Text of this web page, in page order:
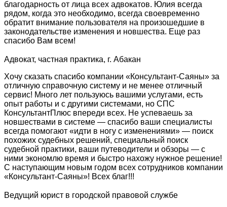
благодарность от лица всех адвокатов. Юлия всегда
рядом, когда это необходимо, всегда своевременно
обратит внимание пользователя на произошедшие в
законодательстве изменения и новшества. Еще раз
спасибо Вам всем!
Адвокат, частная практика, г. Абакан
Хочу сказать спасибо компании «Консультант-Саяны» за
отличную справочную систему и не менее отличный
сервис! Много лет пользуюсь вашими услугами, есть
опыт работы и с другими системами, но СПС
КонсультантПлюс впереди всех. Не успеваешь за
новшествами в системе — спасибо ваши специалисты
всегда помогают «идти в ногу с изменениями» — поиск
похожих судебных решений, специальный поиск
судебной практики, ваши путеводители и обзоры — с
ними экономлю время и быстро нахожу нужное решение!
С наступающим новым годом всех сотрудников компании
«Консультант-Саяны»! Всех благ!!!
Ведущий юрист в городской правовой службе